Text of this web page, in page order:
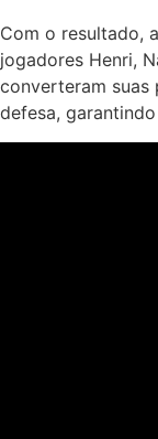
Com o resultado,
jogadores Henri,
converteram suas
defesa,